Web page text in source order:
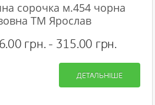
сорочка м.454 чорна
ТМ Ярослав
грн. - 315.00 грн.
ДЕТАЛЬНІШЕ